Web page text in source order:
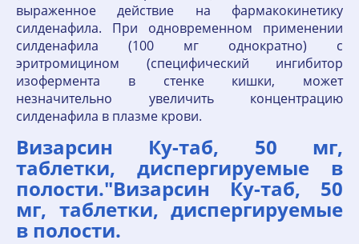
выраженное действие на фармакокинетику
силденафила. При одновременном применении
силденафила (100 мг однократно) с
эритромицином (специфический ингибитор
изофермента в стенке кишки, может
незначительно увеличить концентрацию
силденафила в плазме крови.
Визарсин Ку-таб, 50 мг,
таблетки, диспергируемые в
полости."Визарсин Ку-таб, 50
мг, таблетки, диспергируемые
в полости.